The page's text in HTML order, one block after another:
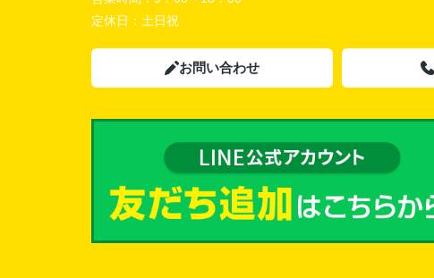
定休日： 土日祝
お問い合わせ